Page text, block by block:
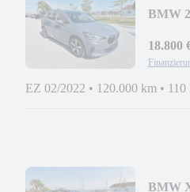
BMW
18.800
EZ 02/2022 • 120.000 km •
BMW